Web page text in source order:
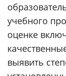
учебного
оценке
выявить